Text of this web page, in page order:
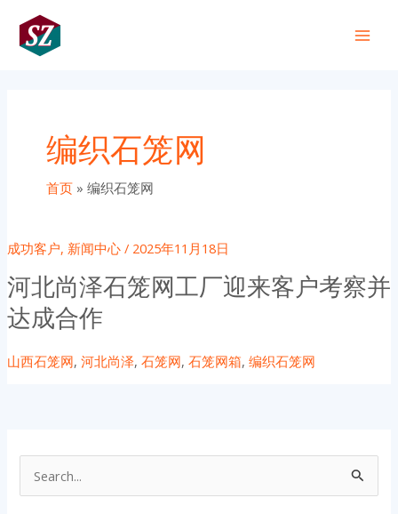
编织石笼网
首页 编织石笼网
成功客户, 新闻中心/ 2025年11月18日
河北尚泽石笼网工厂迎来客户考察并
达成合作
山西石笼网, 河北尚泽, 石笼网, 石笼网箱, 编织石笼网